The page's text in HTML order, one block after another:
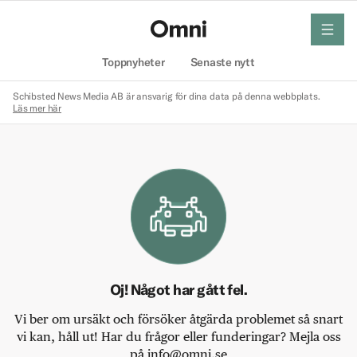
Toppnyheter Senaste nytt
meny
Schibsted News Media AB är ansvarig för dina data på denna webbplats.
Läs mer här
Oj! Något har gått fel.
Vi ber om ursäkt och försöker åtgärda problemet så snart
vi kan, håll ut! Har du frågor eller funderingar? Mejla oss